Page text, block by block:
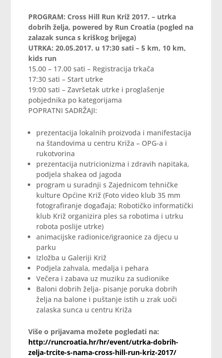
PROGRAM: Cross Hill Run Križ 2017. – utrka
dobrih želja, powered by Run Croatia (pogled na
zalazak sunca s kriškog brijega)
UTRKA: 20.05.2017. u 17:30 sati – 5 km, 10 km,
kids run
15.00 – 17.00 sati – Registracija trkača
17:30 sati – Start utrke
19:00 sati – Završetak utrke i proglašenje
pobjednika po kategorijama
POPRATNI SADRŽAJI:
prezentacija lokalnih proizvoda i manifestacija
na štandovima u centru Križa – OPG-a i
rukotvorina
prezentacija nutricionizma i zdravih napitaka,
podjela shakea od jagoda
program u suradnji s Zajednicom tehničke
kulture Općine Križ (Foto video klub 35 mm
fotografiranje događaja; Robotičko informatički
klub Križ organizira ples sa robotima i utrku
robota poslije utrke)
animacijske radionice/igraonice za djecu u
parku
Izložba u Galeriji Križ
Podjela zahvala, medalja i pehara
Večera i zabava uz muziku za sudionike
Baloni dobrih želja- pisanje poruka dobrih
želja na balone i puštanje istih u zrak uoči
zalaska sunca u centru Križa
Više o prijavama možete pogledati na:
http://runcroatia.hr/hr/event/utrka-dobrih-
zelja-trcite-s-nama-cross-hill-run-kriz-2017/